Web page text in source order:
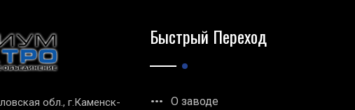
обл., г.Каменск-
Быстрый Переход
О заводе